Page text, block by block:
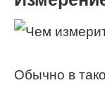
Обычно в